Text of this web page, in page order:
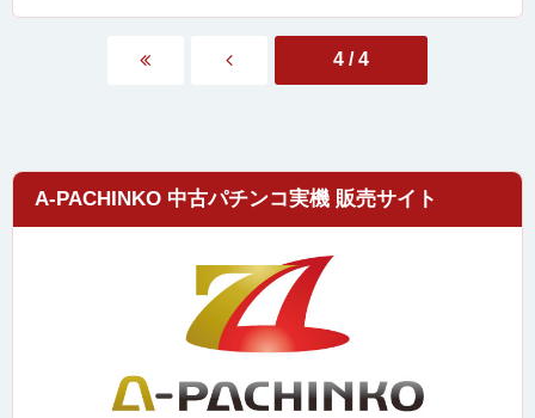
4 / 4
A-PACHINKO 中古パチンコ実機 販売サイト